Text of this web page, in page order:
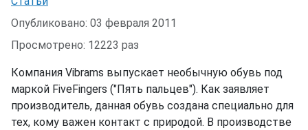
Опубликовано: 03 февраля 2011
Просмотрено: 12223 раз
Компания Vibrams выпускает необычную обувь под
маркой FiveFingers ("Пять пальцев"). Как заявляет
производитель, данная обувь создана специально для
тех, кому важен контакт с природой. В производстве